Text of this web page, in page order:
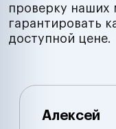
проверку наших
гарантировать
доступной цене.
Алексей